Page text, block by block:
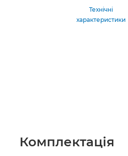
Технічні
характеристики
Комплектація